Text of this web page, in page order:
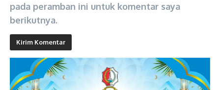
pada peramban ini untuk komentar saya
berikutnya.